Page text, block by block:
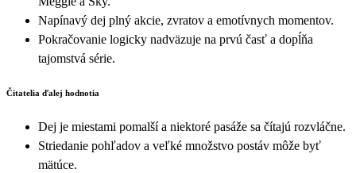
Napínavý dej plný akcie, zvratov a emotívnych momentov.
Pokračovanie logicky nadväzuje na prvú časť a dopĺňa
tajomstvá série.
Čitatelia ďalej hodnotia
Dej je miestami pomalší a niektoré pasáže sa čítajú rozvláčne.
Striedanie pohľadov a veľké množstvo postáv môže byť
mätúce.